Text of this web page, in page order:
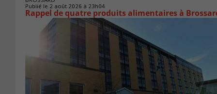
Publié le 2 août 2026 à 23h04
Rappel de quatre produits alimentaires à